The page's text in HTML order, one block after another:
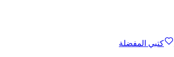
كتبي المفضلة